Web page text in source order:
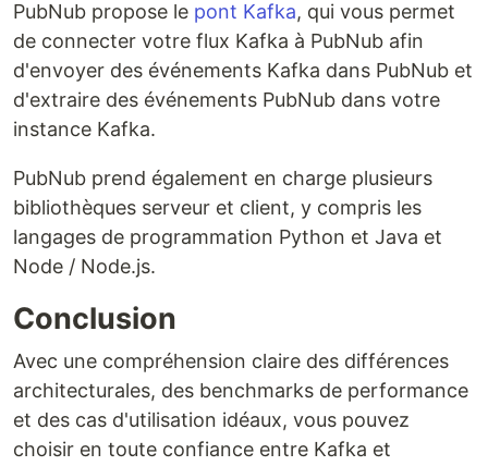
PubNub propose le pont Kafka, qui vous permet
de connecter votre flux Kafka à PubNub afin
d'envoyer des événements Kafka dans PubNub et
d'extraire des événements PubNub dans votre
instance Kafka.
PubNub prend également en charge plusieurs
bibliothèques serveur et client, y compris les
langages de programmation Python et Java et
Node / Node.js.
Conclusion
Avec une compréhension claire des différences
architecturales, des benchmarks de performance
et des cas d'utilisation idéaux, vous pouvez
choisir en toute confiance entre Kafka et